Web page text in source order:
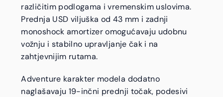
različitim podlogama i vremenskim uslovima.
Prednja USD viljuška od 43 mm i zadnji
monoshock amortizer omogućavaju udobnu
vožnju i stabilno upravljanje čak i na
zahtjevnijim rutama.
Adventure karakter modela dodatno
naglašavaju 19-inčni prednji točak, podesivi